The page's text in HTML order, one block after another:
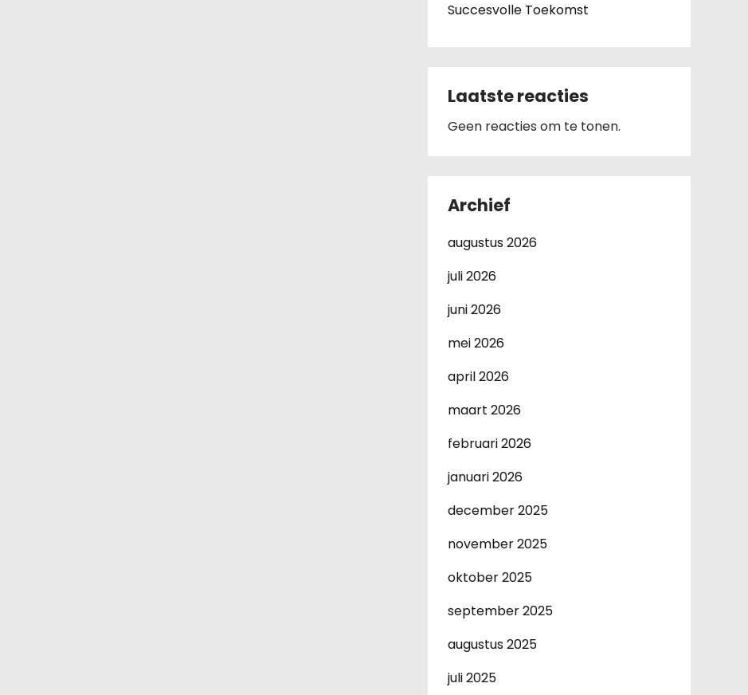
Succesvolle Toekomst
Laatste reacties
Geen reacties om te tonen.
Archief
augustus 2026
juli 2026
juni 2026
mei 2026
april 2026
maart 2026
februari 2026
januari 2026
december 2025
november 2025
oktober 2025
september 2025
augustus 2025
juli 2025